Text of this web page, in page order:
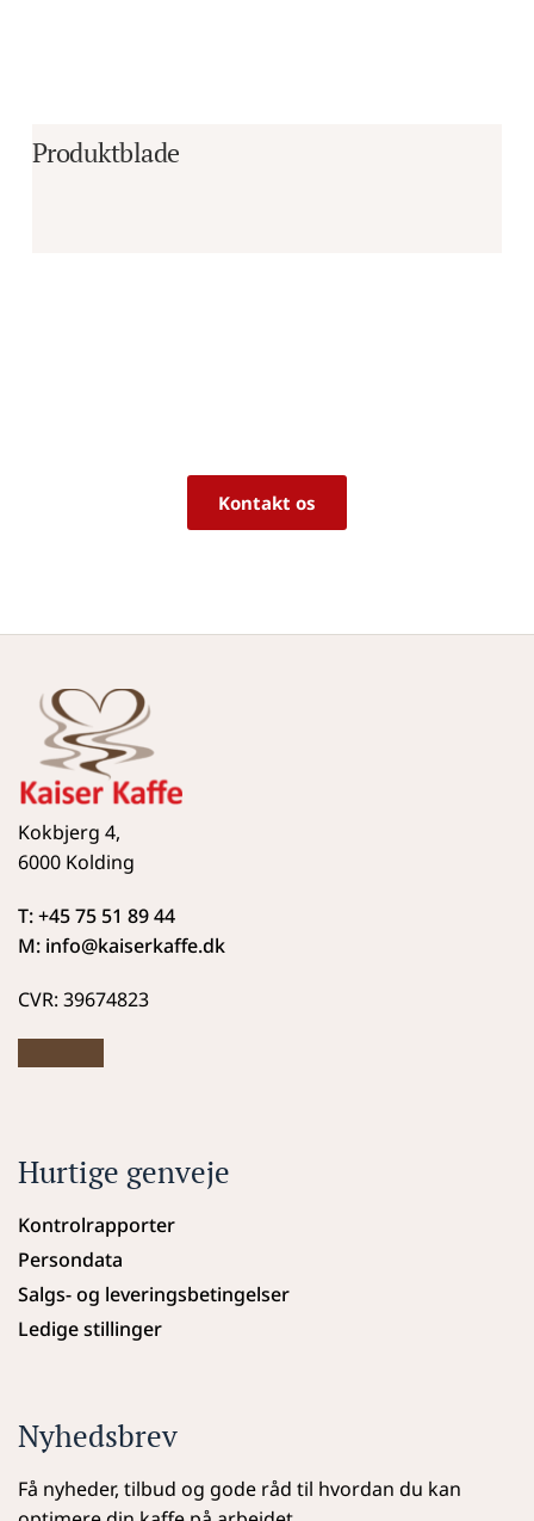
Produktblade
Kontakt os
Kokbjerg 4,
6000 Kolding
T: +45 75 51 89 44
M: info@kaiserkaffe.dk
CVR: 39674823
Hurtige genveje
Kontrolrapporter
Persondata
Salgs- og leveringsbetingelser
Ledige stillinger
Nyhedsbrev
Få nyheder, tilbud og gode råd til hvordan du kan